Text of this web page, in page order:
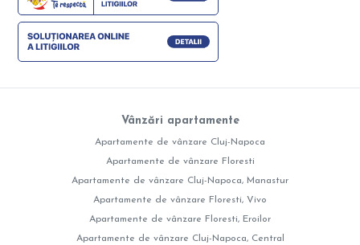
Vânzări apartamente
Apartamente de vânzare Cluj-Napoca
Apartamente de vânzare Floresti
Apartamente de vânzare Cluj-Napoca, Manastur
Apartamente de vânzare Floresti, Vivo
Apartamente de vânzare Floresti, Eroilor
Apartamente de vânzare Cluj-Napoca, Central